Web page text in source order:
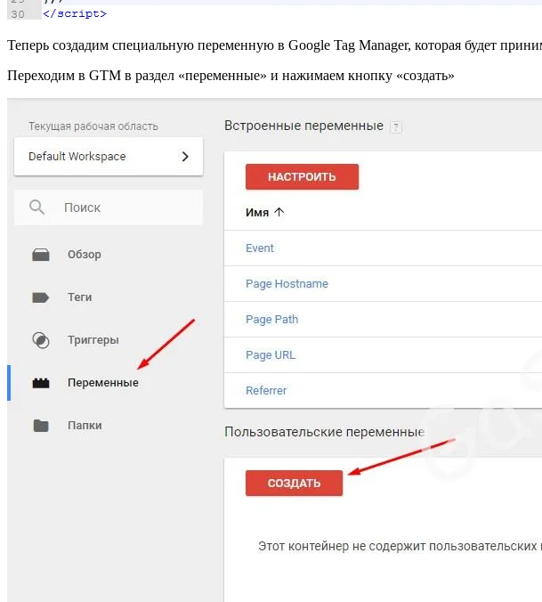
Теперь создадим специальную переменную в Google Tag Manager, которая будет
Переходим в GTM в раздел «переменные» и нажимаем кнопку «создать»